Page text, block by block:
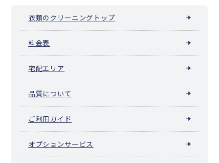
衣類のクリーニングトップ
料金表
宅配エリア
品質について
ご利用ガイド
オプションサービス